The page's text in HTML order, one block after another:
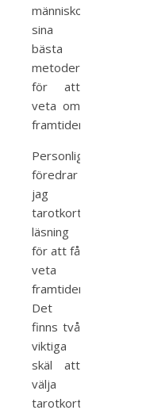
människor
sina
bästa
metoder
för att
veta om
framtiden.
Personligen
föredrar
jag
tarotkort
läsning
för att få
veta
framtiden.
Det
finns två
viktiga
skäl att
välja
tarotkort